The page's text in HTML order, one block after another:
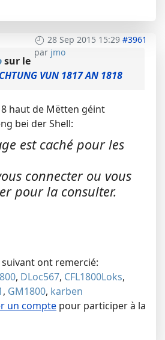
28 Sep 2015 15:29 #3961
par jmo
sur le
VUN 1817 AN 1818
haut de Mëtten géint
bei der Shell:
est caché pour les
connecter ou vous
pour la consulter.
ont remercié:
, DLoc567, CFL1800Loks,
, GM1800, karben
un compte pour participer à la